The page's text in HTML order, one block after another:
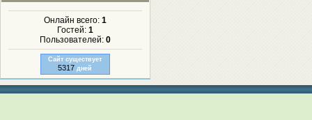
Онлайн всего: 1
Гостей: 1
Пользователей: 0
Сайт существует
5317 дней